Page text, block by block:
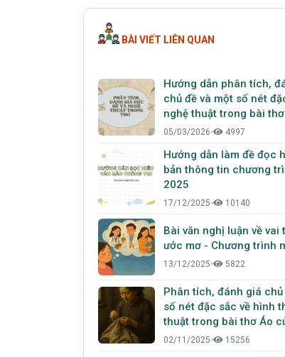
BÀI VIẾT LIÊN QUAN
Hướng dẫn phân tích,
chủ đề và một số nét
nghệ thuật trong bài
của Lưu Quang Vũ
05/03/2026• 4997
Hướng dẫn làm đề đọc
bản thông tin chương
2025
17/12/2025• 10140
Bài văn nghị luận về vai
ước mơ - Chương trình
13/12/2025• 5822
Phân tích, đánh giá chủ
số nét đặc sắc về hình
thuật trong bài thơ Áo
Quang Vũ
02/11/2025• 15256